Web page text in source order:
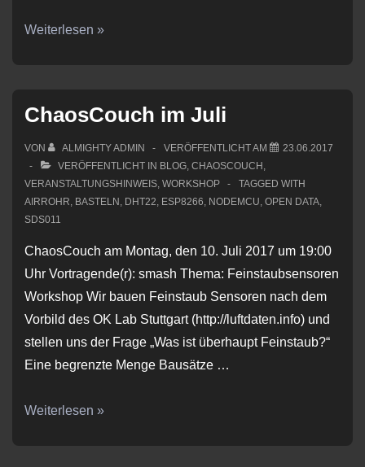
ctdo
Weiterlesen »
ChaosCouch im Juli
VON ALMIGHTY ADMIN VERÖFFENTLICHT AM
23.06.2017
VERÖFFENTLICHT IN BLOG, CHAOSCOUCH ,
VERANSTALTUNGSHINWEIS, WORKSHOP
TAGGED WITH
AIRROHR, BASTELN , DHT22, ESP8266, NODEMCU, OPEN DATA,
SDS011
ChaosCouch am Montag, den 10. Juli 2017 um 19:00
Uhr Vortragende(r): smash Thema: Feinstaubsensoren
Workshop Wir bauen Feinstaub Sensoren nach dem
Vorbild des OK Lab Stuttgart (http://luftdaten.info) und
stellen uns der Frage „Was ist überhaupt Feinstaub?“
Eine begrenzte Menge Bausätze …
ChaosCouch
Weiterlesen »